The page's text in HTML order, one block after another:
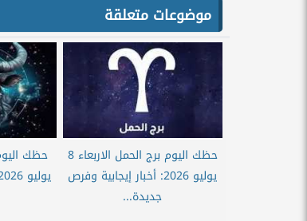
موضوعات متعلقة
حظك اليوم برج الحمل الاربعاء 8
يوليو 2026: أخبار إيجابية وفرص
جديدة...